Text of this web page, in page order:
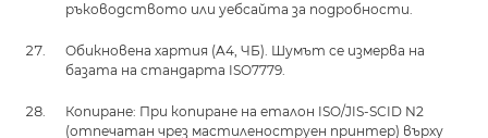
ръководството или уебсайта за подробности.
Обикновена хартия (A4, ЧБ). Шумът се измерва на
базата на стандарта ISO7779.
Копиране: При копиране на еталон ISO/JIS-SCID N2
(отпечатан чрез мастиленоструен принтер) върху